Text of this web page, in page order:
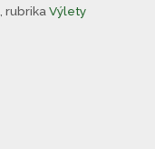
rubrika Výlety